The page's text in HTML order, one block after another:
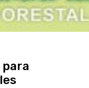
para